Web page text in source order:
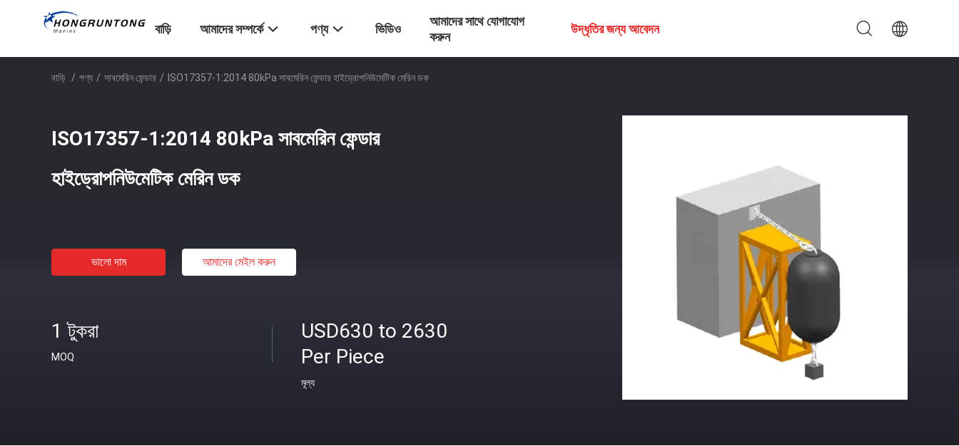
বাড়ি আমাদের সম্পর্কে পণ্য ভিডিও
আমাদের সাথে যোগাযোগ
করুন
উদ্ধৃতির জন্য আবেদন
বাড়ি / পণ্য / সাবমেরিন ফেন্ডার / ISO17357-1:2014 80kPa সাবমেরিন ফেন্ডার হাইড্রোপনিউমেটিক মেরিন ডক
ISO17357-1:2014 80kPa সাবমেরিন ফেন্ডার
হাইড্রোপনিউমেটিক মেরিন ডক
ভালো দাম আমাদের মেইল ​​করুন
1 টুকরা
MOQ
USD630 to 2630
Per Piece
মূল্য